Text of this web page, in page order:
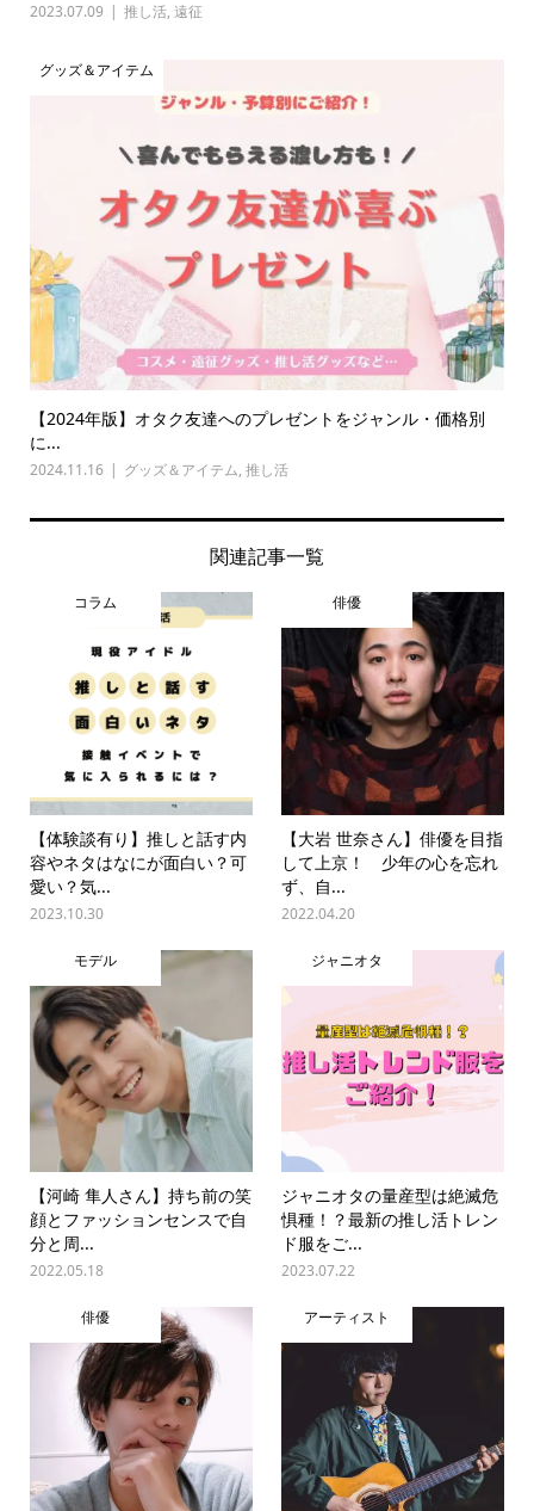
2023.07.09 推し活, 遠征
グッズ＆アイテム
【2024年版】オタク友達へのプレゼントをジャンル・価格別
に...
2024.11.16 グッズ＆アイテム, 推し活
関連記事一覧
コラム
【体験談有り】推しと話す内
容やネタはなにが面白い？可
愛い？気...
2023.10.30
俳優
【大岩 世奈さん】俳優を目指
して上京！ 少年の心を忘れ
ず、自...
2022.04.20
モデル
【河崎 隼人さん】持ち前の笑
顔とファッションセンスで自
分と周...
2022.05.18
ジャニオタ
ジャニオタの量産型は絶滅危
惧種！？最新の推し活トレン
ド服をご...
2023.07.22
俳優 アーティスト